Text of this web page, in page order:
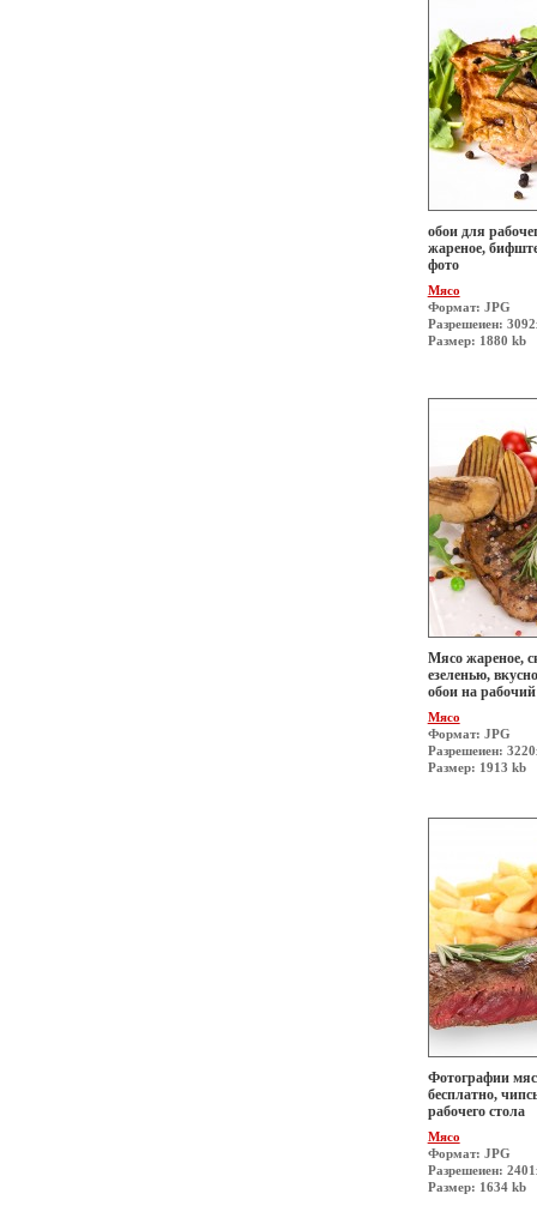
обои для
жареное,
фото
Мясо
Формат: JPG
Разрешеиен:
Размер: 1880 kb
Мясо жареное,
езеленью,
обои на рабочий
Мясо
Формат: JPG
Разрешеиен:
Размер: 1913 kb
Фотографии
бесплатно,
рабочего стола
Мясо
Формат: JPG
Разрешеиен:
Размер: 1634 kb